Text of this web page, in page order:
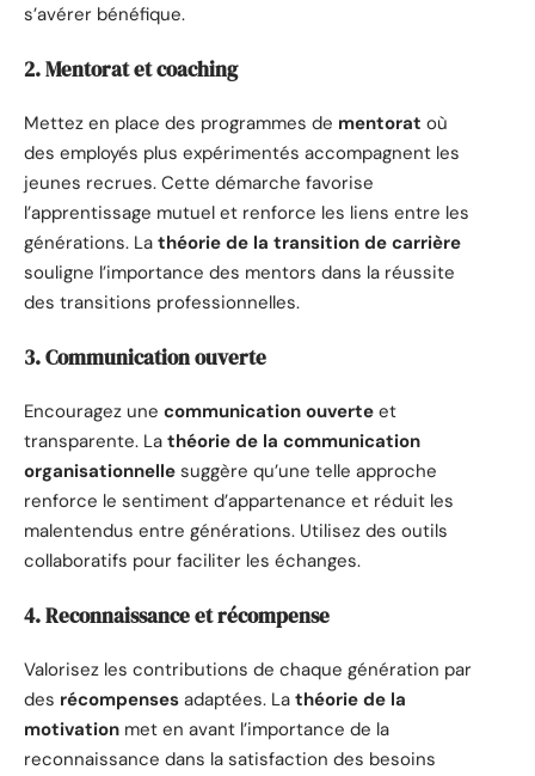
s’avérer bénéfique.
2. Mentorat et coaching
Mettez en place des programmes de mentorat où
des employés plus expérimentés accompagnent les
jeunes recrues. Cette démarche favorise
l’apprentissage mutuel et renforce les liens entre les
générations. La théorie de la transition de carrière
souligne l’importance des mentors dans la réussite
des transitions professionnelles.
3. Communication ouverte
Encouragez une communication ouverte et
transparente. La théorie de la communication
organisationnelle suggère qu’une telle approche
renforce le sentiment d’appartenance et réduit les
malentendus entre générations. Utilisez des outils
collaboratifs pour faciliter les échanges.
4. Reconnaissance et récompense
Valorisez les contributions de chaque génération par
des récompenses adaptées. La théorie de la
motivation met en avant l’importance de la
reconnaissance dans la satisfaction des besoins